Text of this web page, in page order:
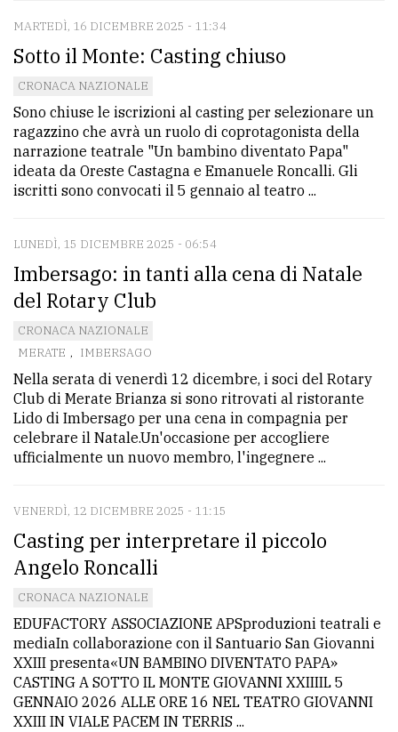
MARTEDÌ, 16 DICEMBRE 2025 - 11:34
Sotto il Monte: Casting chiuso
CRONACA NAZIONALE
Sono chiuse le iscrizioni al casting per selezionare un
ragazzino che avrà un ruolo di coprotagonista della
narrazione teatrale "Un bambino diventato Papa"
ideata da Oreste Castagna e Emanuele Roncalli. Gli
iscritti sono convocati il 5 gennaio al teatro ...
LUNEDÌ, 15 DICEMBRE 2025 - 06:54
Imbersago: in tanti alla cena di Natale
del Rotary Club
CRONACA NAZIONALE
MERATE , IMBERSAGO
Nella serata di venerdì 12 dicembre, i soci del Rotary
Club di Merate Brianza si sono ritrovati al ristorante
Lido di Imbersago per una cena in compagnia per
celebrare il Natale.Un'occasione per accogliere
ufficialmente un nuovo membro, l'ingegnere ...
VENERDÌ, 12 DICEMBRE 2025 - 11:15
Casting per interpretare il piccolo
Angelo Roncalli
CRONACA NAZIONALE
EDUFACTORY ASSOCIAZIONE APSproduzioni teatrali e
mediaIn collaborazione con il Santuario San Giovanni
XXIII presenta«UN BAMBINO DIVENTATO PAPA»
CASTING A SOTTO IL MONTE GIOVANNI XXIIIIL 5
GENNAIO 2026 ALLE ORE 16 NEL TEATRO GIOVANNI
XXIII IN VIALE PACEM IN TERRIS ...